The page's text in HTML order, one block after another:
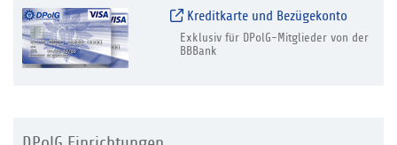
Kreditkarte und Bezügekonto
Exklusiv für DPolG-Mitglieder von der
BBBank